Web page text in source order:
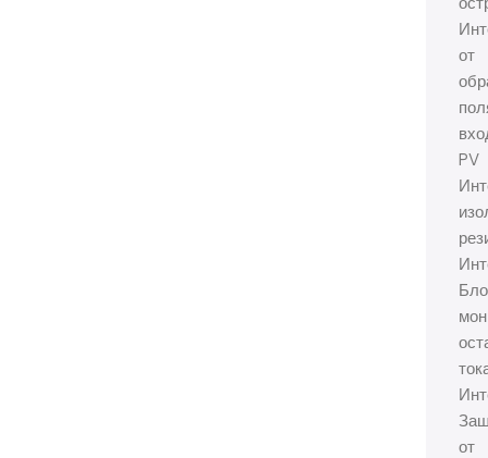
от
PV
от